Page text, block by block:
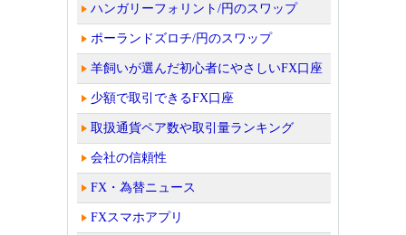
ハンガリーフォリント/円のスワップ
ポーランドズロチ/円のスワップ
羊飼いが選んだ初心者にやさしいFX口座
少額で取引できるFX口座
取扱通貨ペア数や取引量ランキング
会社の信頼性
FX・為替ニュース
FXスマホアプリ